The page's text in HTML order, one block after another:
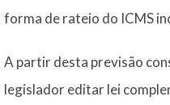
forma de rateio do ICMS
A partir desta previsão
legislador editar lei